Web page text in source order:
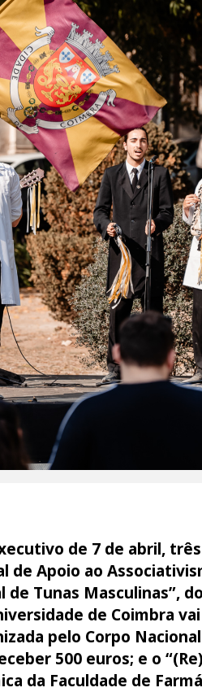
de 7 de abril,
Apoio ao
Tunas Masculinas”,
de Coimbra
pelo Corpo
500 euros; e o
da Faculdade de